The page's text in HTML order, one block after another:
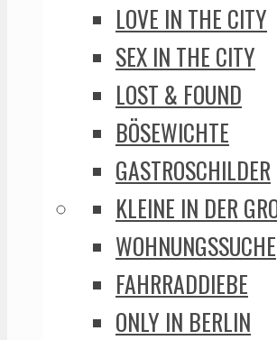
LOVE IN THE CITY
SEX IN THE CITY
LOST & FOUND
BÖSEWICHTE
GASTROSCHILDER
KLEINE IN DER
WOHNUNGSSUCHE
FAHRRADDIEBE
ONLY IN BERLIN